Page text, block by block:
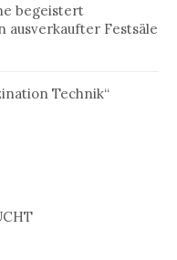
begeistert
ausverkaufter Festsäle
Technik“